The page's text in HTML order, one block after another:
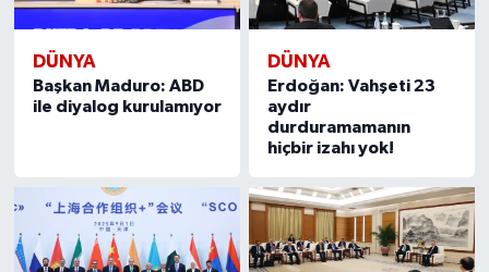
DÜNYA
Başkan Maduro: ABD
ile diyalog kurulamıyor
DÜNYA
Erdoğan: Vahşeti 23
aydır
durduramamanın
hiçbir izahı yok!